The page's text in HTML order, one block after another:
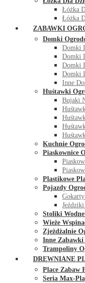
Łóżka
Łóżka
ZABAWKI
Domki
Domki
Domki
Domki
Domki
Inne
Huśtawki
Bujaki
Kuchnie
Piaskownice
Plastikowe
Pojazdy
Stoliki
Wieże
Zjeżdżalnie
Inne Zabawki
Trampoliny
DREWNIANE
Place Zabaw
Seria Max-